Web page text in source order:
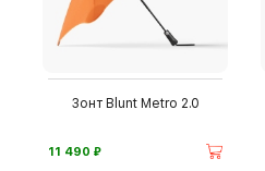
Зонт Blunt Metro 2.0
11 490 ⃏